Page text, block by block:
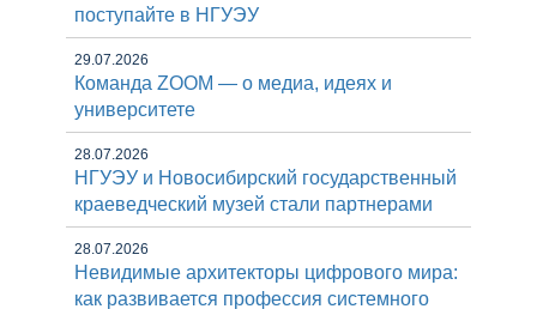
поступайте в НГУЭУ
29.07.2026
Команда ZOOM — о медиа, идеях и
университете
28.07.2026
НГУЭУ и Новосибирский государственный
краеведческий музей стали партнерами
28.07.2026
Невидимые архитекторы цифрового мира:
как развивается профессия системного